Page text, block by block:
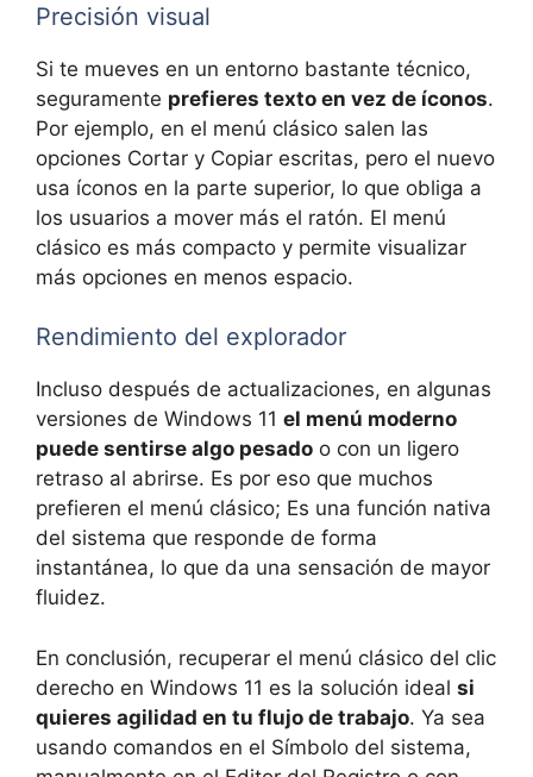
Precisión visual
Si te mueves en un entorno bastante técnico,
seguramente prefieres texto en vez de íconos.
Por ejemplo, en el menú clásico salen las
opciones Cortar y Copiar escritas, pero el nuevo
usa íconos en la parte superior, lo que obliga a
los usuarios a mover más el ratón. El menú
clásico es más compacto y permite visualizar
más opciones en menos espacio.
Rendimiento del explorador
Incluso después de actualizaciones, en algunas
versiones de Windows 11 el menú moderno
puede sentirse algo pesado o con un ligero
retraso al abrirse. Es por eso que muchos
prefieren el menú clásico; Es una función nativa
del sistema que responde de forma
instantánea, lo que da una sensación de mayor
fluidez.
En conclusión, recuperar el menú clásico del clic
derecho en Windows 11 es la solución ideal si
quieres agilidad en tu flujo de trabajo. Ya sea
usando comandos en el Símbolo del sistema,